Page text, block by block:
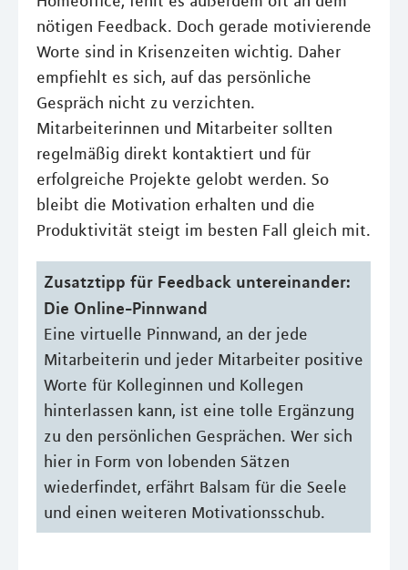
nötigen Feedback. Doch gerade motivierende
Worte sind in Krisenzeiten wichtig. Daher
empfiehlt es sich, auf das persönliche
Gespräch nicht zu verzichten.
Mitarbeiterinnen und Mitarbeiter sollten
regelmäßig direkt kontaktiert und für
erfolgreiche Projekte gelobt werden. So
bleibt die Motivation erhalten und die
Produktivität steigt im besten Fall gleich mit.
Zusatztipp für Feedback untereinander:
Die Online-Pinnwand
Eine virtuelle Pinnwand, an der jede
Mitarbeiterin und jeder Mitarbeiter positive
Worte für Kolleginnen und Kollegen
hinterlassen kann, ist eine tolle Ergänzung
zu den persönlichen Gesprächen. Wer sich
hier in Form von lobenden Sätzen
wiederfindet, erfährt Balsam für die Seele
und einen weiteren Motivationsschub.